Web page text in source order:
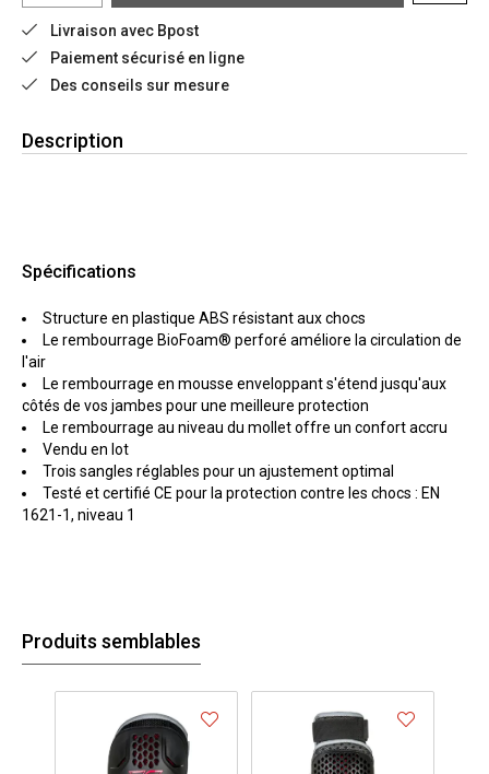
Livraison avec Bpost
Paiement sécurisé en ligne
Des conseils sur mesure
Description
Spécifications
Structure en plastique ABS résistant aux chocs
Le rembourrage BioFoam® perforé améliore la circulation de
l'air
Le rembourrage en mousse enveloppant s'étend jusqu'aux
côtés de vos jambes pour une meilleure protection
Le rembourrage au niveau du mollet offre un confort accru
Vendu en lot
Trois sangles réglables pour un ajustement optimal
Testé et certifié CE pour la protection contre les chocs : EN
1621-1, niveau 1
Produits semblables